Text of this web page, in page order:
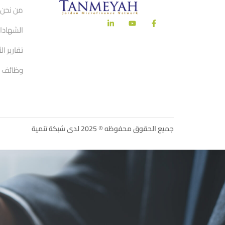
من نحن
تقارير
وظائف
جميع الحقوق محفوظه © 2025 لدى شبكة تنمية